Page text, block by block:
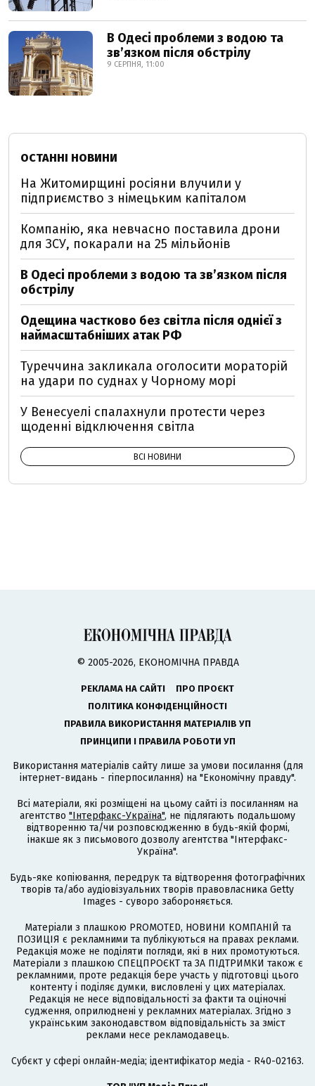
В Одесі проблеми з водою та
звʼязком після обстрілу
9 СЕРПНЯ, 11:00
ОСТАННІ НОВИНИ
На Житомирщині росіяни влучили у
підприємство з німецьким капіталом
Компанію, яка невчасно поставила дрони
для ЗСУ, покарали на 25 мільйонів
В Одесі проблеми з водою та звʼязком після
обстрілу
Одещина частково без світла після однієї з
наймасштабніших атак РФ
Туреччина закликала оголосити мораторій
на удари по суднах у Чорному морі
У Венесуелі спалахнули протести через
щоденні відключення світла
ВСІ НОВИНИ
© 2005-2026, ЕКОНОМІЧНА ПРАВДА
РЕКЛАМА НА САЙТІ
ПРО ПРОЄКТ
ПОЛІТИКА КОНФІДЕНЦІЙНОСТІ
ПРАВИЛА ВИКОРИСТАННЯ МАТЕРІАЛІВ УП
ПРИНЦИПИ І ПРАВИЛА РОБОТИ УП
Використання матеріалів сайту лише за умови посилання (для
інтернет-видань - гіперпосилання) на "Економічну правду".
Всі матеріали, які розміщені на цьому сайті із посиланням на
агентство "Інтерфакс-Україна", не підлягають подальшому
відтворенню та/чи розповсюдженню в будь-якій формі,
інакше як з письмового дозволу агентства "Інтерфакс-
Україна".
Будь-яке копіювання, передрук та відтворення фотографічних
творів та/або аудіовізуальних творів правовласника Getty
Images - суворо забороняється.
Матеріали з плашкою PROMOTED, НОВИНИ КОМПАНІЙ та
ПОЗИЦІЯ є рекламними та публікуються на правах реклами.
Редакція може не поділяти погляди, які в них промотуються.
Матеріали з плашкою СПЕЦПРОЄКТ та ЗА ПІДТРИМКИ також є
рекламними, проте редакція бере участь у підготовці цього
контенту і поділяє думки, висловлені у цих матеріалах.
Редакція не несе відповідальності за факти та оціночні
судження, оприлюднені у рекламних матеріалах. Згідно з
українським законодавством відповідальність за зміст
реклами несе рекламодавець.
Cубєкт у сфері онлайн-медіа; ідентифікатор медіа - R40-02163.